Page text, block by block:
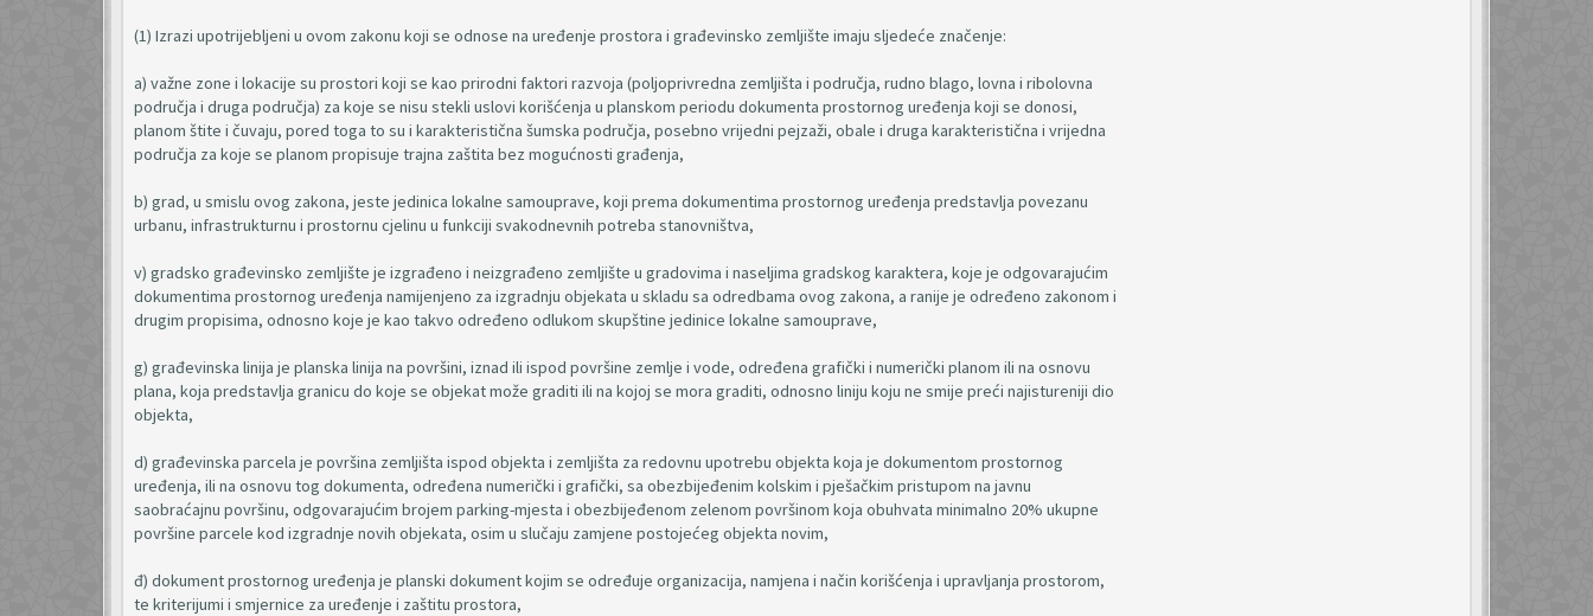
(1) Izrazi upotrijebljeni u ovom zakonu koji se odnose na uređenje prostora i građevinsko zemljište imaju sljedeće značenje:
a) važne zone i lokacije su prostori koji se kao prirodni faktori razvoja (poljoprivredna zemljišta i područja, rudno blago, lovna i ribolovna
područja i druga područja) za koje se nisu stekli uslovi korišćenja u planskom periodu dokumenta prostornog uređenja koji se donosi,
planom štite i čuvaju, pored toga to su i karakteristična šumska područja, posebno vrijedni pejzaži, obale i druga karakteristična i vrijedna
područja za koje se planom propisuje trajna zaštita bez mogućnosti građenja,
b) grad, u smislu ovog zakona, jeste jedinica lokalne samouprave, koji prema dokumentima prostornog uređenja predstavlja povezanu
urbanu, infrastrukturnu i prostornu cjelinu u funkciji svakodnevnih potreba stanovništva,
v) gradsko građevinsko zemljište je izgrađeno i neizgrađeno zemljište u gradovima i naseljima gradskog karaktera, koje je odgovarajućim
dokumentima prostornog uređenja namijenjeno za izgradnju objekata u skladu sa odredbama ovog zakona, a ranije je određeno zakonom i
drugim propisima, odnosno koje je kao takvo određeno odlukom skupštine jedinice lokalne samouprave,
g) građevinska linija je planska linija na površini, iznad ili ispod površine zemlje i vode, određena grafički i numerički planom ili na osnovu
plana, koja predstavlja granicu do koje se objekat može graditi ili na kojoj se mora graditi, odnosno liniju koju ne smije preći najistureniji dio
objekta,
d) građevinska parcela je površina zemljišta ispod objekta i zemljišta za redovnu upotrebu objekta koja je dokumentom prostornog
uređenja, ili na osnovu tog dokumenta, određena numerički i grafički, sa obezbijeđenim kolskim i pješačkim pristupom na javnu
saobraćajnu površinu, odgovarajućim brojem parking-mjesta i obezbijeđenom zelenom površinom koja obuhvata minimalno 20% ukupne
površine parcele kod izgradnje novih objekata, osim u slučaju zamjene postojećeg objekta novim,
đ) dokument prostornog uređenja je planski dokument kojim se određuje organizacija, namjena i način korišćenja i upravljanja prostorom,
te kriterijumi i smjernice za uređenje i zaštitu prostora,